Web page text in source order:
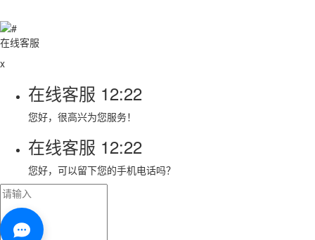
在线客服
x
在线客服 12:22
您好，很高兴为您服务！
在线客服 12:22
您好，可以留下您的手机电话吗？